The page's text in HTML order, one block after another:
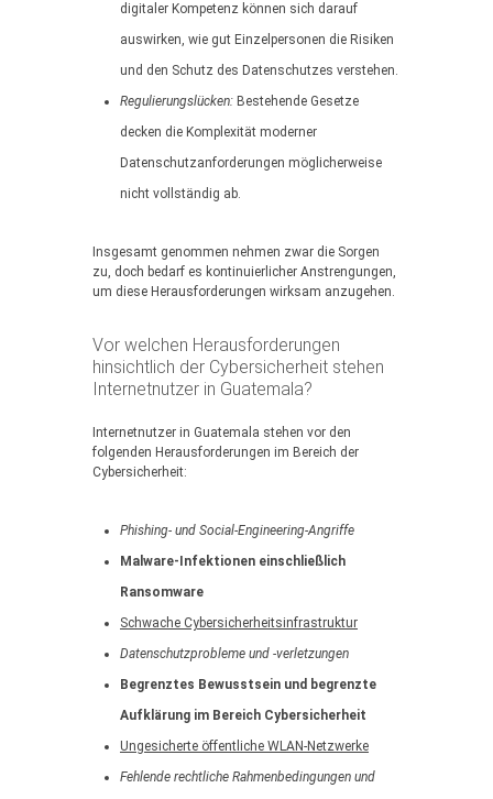
digitaler Kompetenz können sich darauf
auswirken, wie gut Einzelpersonen die Risiken
und den Schutz des Datenschutzes verstehen.
Regulierungslücken: Bestehende Gesetze
decken die Komplexität moderner
Datenschutzanforderungen möglicherweise
nicht vollständig ab.
Insgesamt genommen nehmen zwar die Sorgen
zu, doch bedarf es kontinuierlicher Anstrengungen,
um diese Herausforderungen wirksam anzugehen.
Vor welchen Herausforderungen
hinsichtlich der Cybersicherheit stehen
Internetnutzer in Guatemala?
Internetnutzer in Guatemala stehen vor den
folgenden Herausforderungen im Bereich der
Cybersicherheit:
Phishing- und Social-Engineering-Angriffe
Malware-Infektionen einschließlich
Ransomware
Schwache Cybersicherheitsinfrastruktur
Datenschutzprobleme und -verletzungen
Begrenztes Bewusstsein und begrenzte
Aufklärung im Bereich Cybersicherheit
Ungesicherte öffentliche WLAN-Netzwerke
Fehlende rechtliche Rahmenbedingungen und